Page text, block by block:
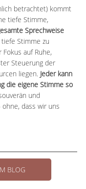
betrachtet) kommt
tiefe Stimme,
Sprechweise
Stimme zu
auf Ruhe,
Steuerung der
liegen. Jeder kann
die eigene Stimme so
und
dass wir uns
BLOG